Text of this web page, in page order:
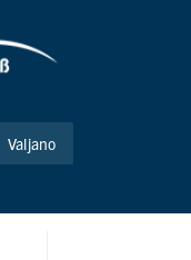
Valjano